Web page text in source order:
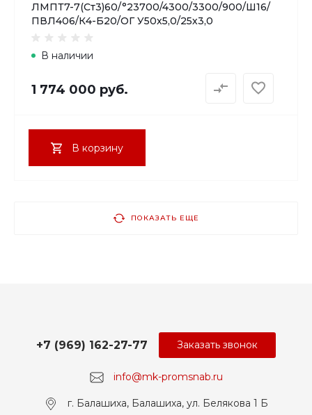
ЛМПТ7-7(Ст3)60/°23700/4300/3300/900/Ш16/
ПВЛ406/К4-Б20/ОГ У50х5,0/25х3,0
В наличии
1 774 000 руб.
В корзину
ПОКАЗАТЬ ЕЩЕ
info@mk-promsnab.ru
+7 (969) 162-27-77
г. Балашиха, Балашиха, ул. Белякова 1 Б
Заказать звонок